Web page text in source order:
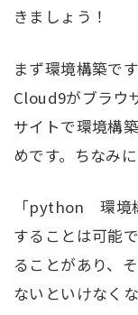
きましょう！
まず環境構築で
Cloud9がブラウ
サイトで環境構
めです。ちなみ
「python 環境
することは可能
ることがあり、
ないといけなくな